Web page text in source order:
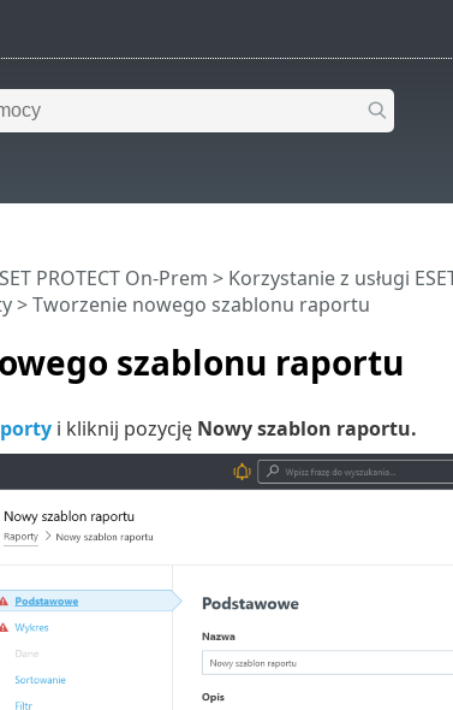
szablonu raportu
PROTECT On-Prem > Korzystanie z usługi
> Tworzenie nowego szablonu raportu
i kliknij pozycję Nowy szablon raportu.